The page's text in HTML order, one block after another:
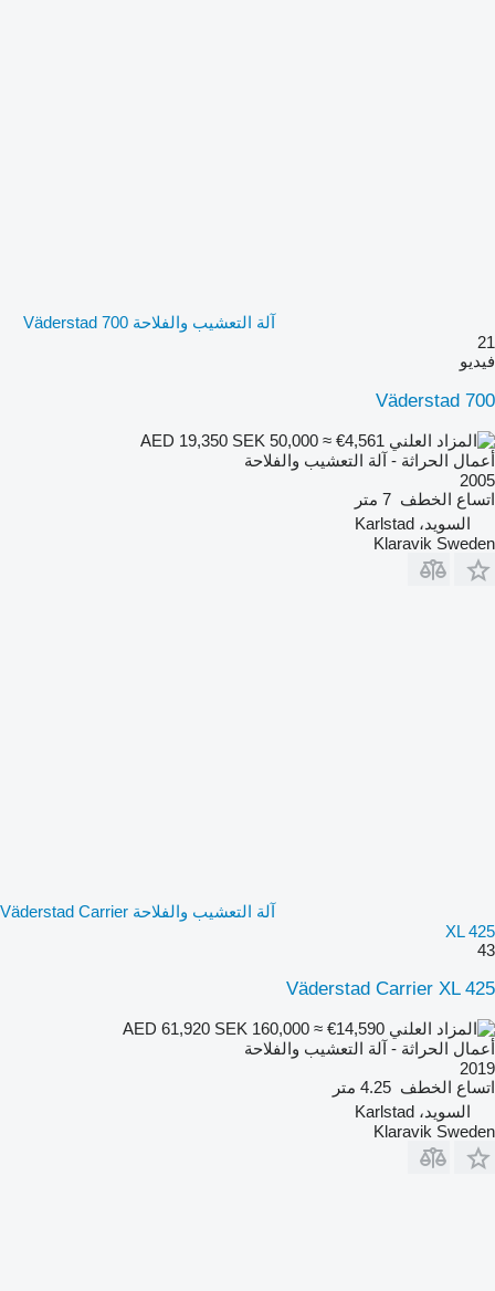
آلة التعشيب والفلاحة Väderstad 700
21
فيديو
Väderstad 700
SEK 50,000 ≈ €4,561
أعمال الحراثة - آلة التعشيب والفلاحة
2005
اتساع الخطف 7 متر
السويد، Karlstad
Klaravik Sweden
آلة التعشيب والفلاحة Väderstad Carrier
XL 425
43
Väderstad Carrier XL 425
SEK 160,000 ≈ €14,590
أعمال الحراثة - آلة التعشيب والفلاحة
2019
اتساع الخطف 4.25 متر
السويد، Karlstad
Klaravik Sweden